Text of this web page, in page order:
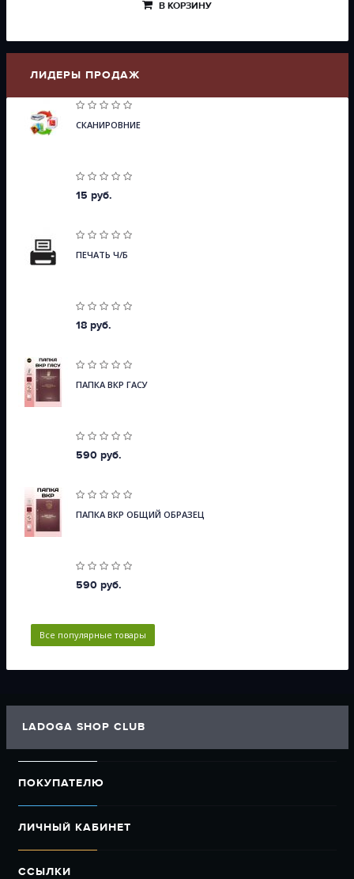
В КОРЗИНУ
ЛИДЕРЫ ПРОДАЖ
СКАНИРОВНИЕ
15 руб.
ПЕЧАТЬ Ч/Б
18 руб.
ПАПКА ВКР ГАСУ
590 руб.
ПАПКА ВКР ОБЩИЙ ОБРАЗЕЦ
590 руб.
Все популярные товары
LADOGA SHOP CLUB
ПОКУПАТЕЛЮ
ЛИЧНЫЙ КАБИНЕТ
ССЫЛКИ